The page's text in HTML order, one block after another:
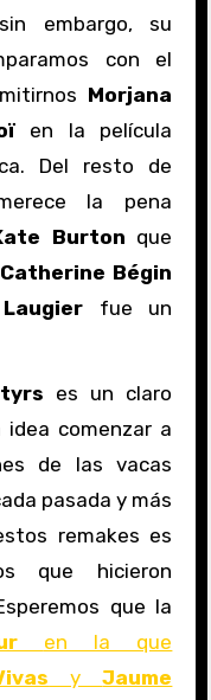
embargo, su
con el
Morjana
en la película
Del resto de
la pena
Burton que
Catherine Bégin
fue un
es un claro
comenzar a
de las vacas
pasada y más
remakes es
que hicieron
que la
en la que
yJaume